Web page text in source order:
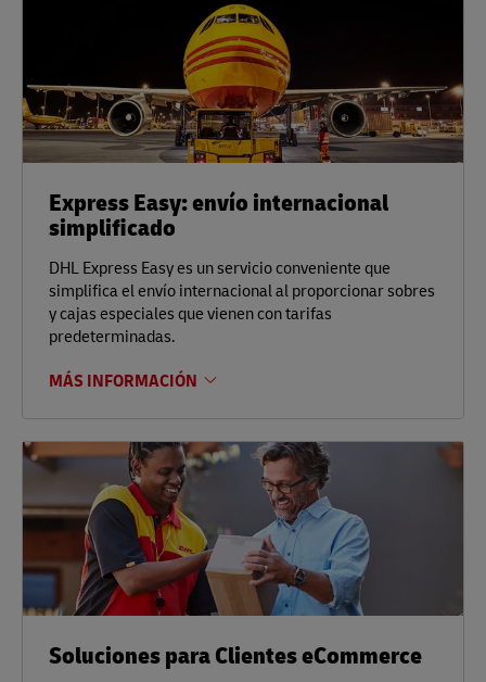
Express Easy: envío internacional
simplificado
DHL Express Easy es un servicio conveniente que
simplifica el envío internacional al proporcionar sobres
y cajas especiales que vienen con tarifas
predeterminadas.
MÁS INFORMACIÓN
Soluciones para Clientes eCommerce